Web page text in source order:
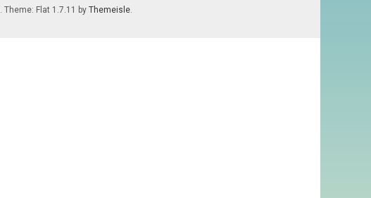
. Theme: Flat 1.7.11 by Themeisle.